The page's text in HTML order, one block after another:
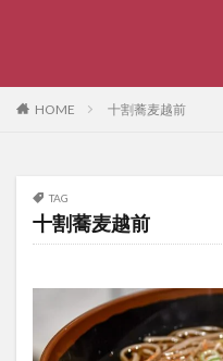
HOME 十割蕎麦越前
TAG
十割蕎麦越前